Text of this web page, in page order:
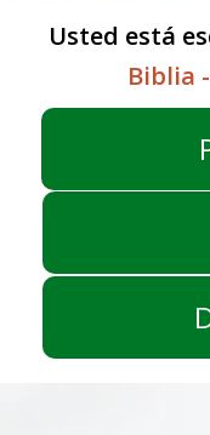
Usted está
Biblia